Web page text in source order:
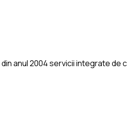
anul 2004 servicii integrate